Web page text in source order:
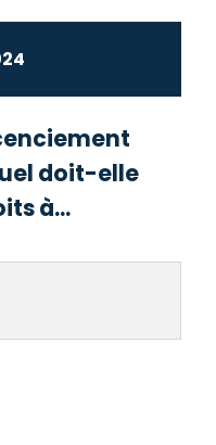
doit-elle
à...